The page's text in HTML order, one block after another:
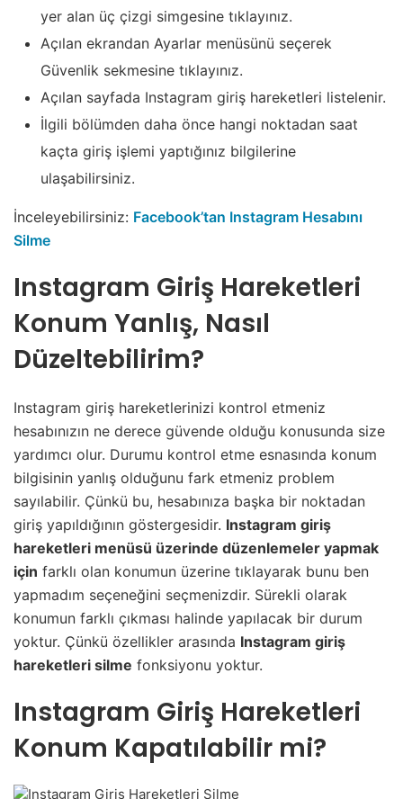
yer alan üç çizgi simgesine tıklayınız.
Açılan ekrandan Ayarlar menüsünü seçerek
Güvenlik sekmesine tıklayınız.
Açılan sayfada Instagram giriş hareketleri listelenir.
İlgili bölümden daha önce hangi noktadan saat
kaçta giriş işlemi yaptığınız bilgilerine
ulaşabilirsiniz.
İnceleyebilirsiniz: Facebook’tan Instagram Hesabını
Silme
Instagram Giriş Hareketleri
Konum Yanlış, Nasıl
Düzeltebilirim?
Instagram giriş hareketlerinizi kontrol etmeniz
hesabınızın ne derece güvende olduğu konusunda size
yardımcı olur. Durumu kontrol etme esnasında konum
bilgisinin yanlış olduğunu fark etmeniz problem
sayılabilir. Çünkü bu, hesabınıza başka bir noktadan
giriş yapıldığının göstergesidir. Instagram giriş
hareketleri menüsü üzerinde düzenlemeler yapmak
için farklı olan konumun üzerine tıklayarak bunu ben
yapmadım seçeneğini seçmenizdir. Sürekli olarak
konumun farklı çıkması halinde yapılacak bir durum
yoktur. Çünkü özellikler arasında Instagram giriş
hareketleri silme fonksiyonu yoktur.
Instagram Giriş Hareketleri
Konum Kapatılabilir mi?